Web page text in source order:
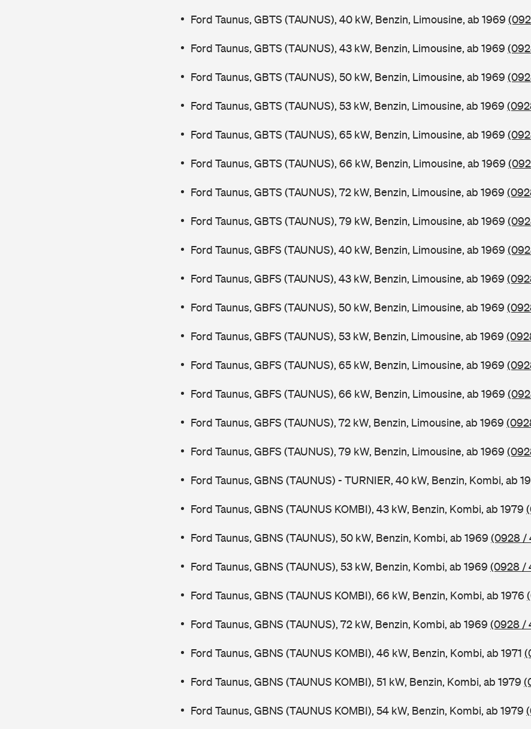
Ford Taunus, GBTS (TAUNUS), 40 kW, Benzin, Limousine, ab 1969
Ford Taunus, GBTS (TAUNUS), 43 kW, Benzin, Limousine, ab 1969
Ford Taunus, GBTS (TAUNUS), 50 kW, Benzin, Limousine, ab 1969
Ford Taunus, GBTS (TAUNUS), 53 kW, Benzin, Limousine, ab 1969
Ford Taunus, GBTS (TAUNUS), 65 kW, Benzin, Limousine, ab 1969
Ford Taunus, GBTS (TAUNUS), 66 kW, Benzin, Limousine, ab 1969
Ford Taunus, GBTS (TAUNUS), 72 kW, Benzin, Limousine, ab 1969
Ford Taunus, GBTS (TAUNUS), 79 kW, Benzin, Limousine, ab 1969
Ford Taunus, GBFS (TAUNUS), 40 kW, Benzin, Limousine, ab 1969
Ford Taunus, GBFS (TAUNUS), 43 kW, Benzin, Limousine, ab 1969
Ford Taunus, GBFS (TAUNUS), 50 kW, Benzin, Limousine, ab 1969
Ford Taunus, GBFS (TAUNUS), 53 kW, Benzin, Limousine, ab 1969
Ford Taunus, GBFS (TAUNUS), 65 kW, Benzin, Limousine, ab 1969
Ford Taunus, GBFS (TAUNUS), 66 kW, Benzin, Limousine, ab 1969
Ford Taunus, GBFS (TAUNUS), 72 kW, Benzin, Limousine, ab 1969
Ford Taunus, GBFS (TAUNUS), 79 kW, Benzin, Limousine, ab 1969
Ford Taunus, GBNS (TAUNUS) - TURNIER, 40 kW, Benzin, Kombi, ab
Ford Taunus, GBNS (TAUNUS KOMBI), 43 kW, Benzin, Kombi, ab 1979
Ford Taunus, GBNS (TAUNUS), 50 kW, Benzin, Kombi, ab 1969 (0928 /
Ford Taunus, GBNS (TAUNUS), 53 kW, Benzin, Kombi, ab 1969 (0928 /
Ford Taunus, GBNS (TAUNUS KOMBI), 66 kW, Benzin, Kombi, ab 1976
Ford Taunus, GBNS (TAUNUS), 72 kW, Benzin, Kombi, ab 1969 (0928 /
Ford Taunus, GBNS (TAUNUS KOMBI), 46 kW, Benzin, Kombi, ab 1971
Ford Taunus, GBNS (TAUNUS KOMBI), 51 kW, Benzin, Kombi, ab 1979
Ford Taunus, GBNS (TAUNUS KOMBI), 54 kW, Benzin, Kombi, ab 1979